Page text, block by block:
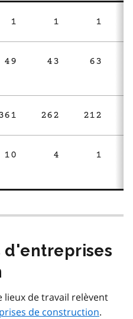
1 1 1
49 43 63
262 212
10 4 1
d'entreprises
lieux de travail relèvent
de construction.